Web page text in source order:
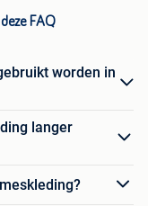
FAQ
worden in
langer